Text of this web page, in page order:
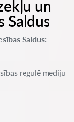
un
Saldus
Saldus:
regulē mediju